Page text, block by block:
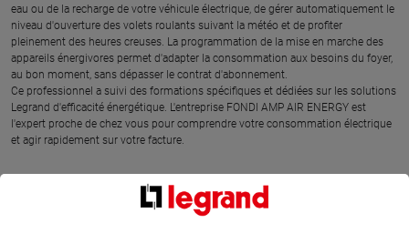
eau ou de la recharge de votre véhicule électrique, de gérer automatiquement le
niveau d'ouverture des volets roulants suivant la météo et de profiter
pleinement des heures creuses. La programmation de la mise en marche des
appareils énergivores permet d'adapter la consommation aux besoins du foyer,
au bon moment, sans dépasser le contrat d'abonnement.
Ce professionnel a suivi des formations spécifiques et dédiées sur les solutions
Legrand d'efficacité énergétique. L'entreprise FONDI AMP AIR ENERGY est
l'expert proche de chez vous pour comprendre votre consommation électrique
et agir rapidement sur votre facture.
SITUER FONDI AMP AIR ENERGY À PEYPIN